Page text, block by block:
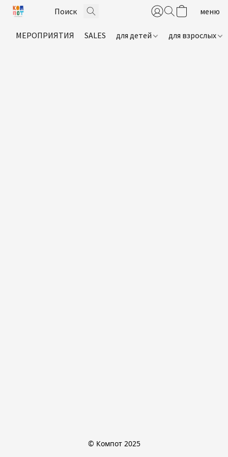
МЕРОПРИЯТИЯ SALES для детей для взрослых
© Компот 2025